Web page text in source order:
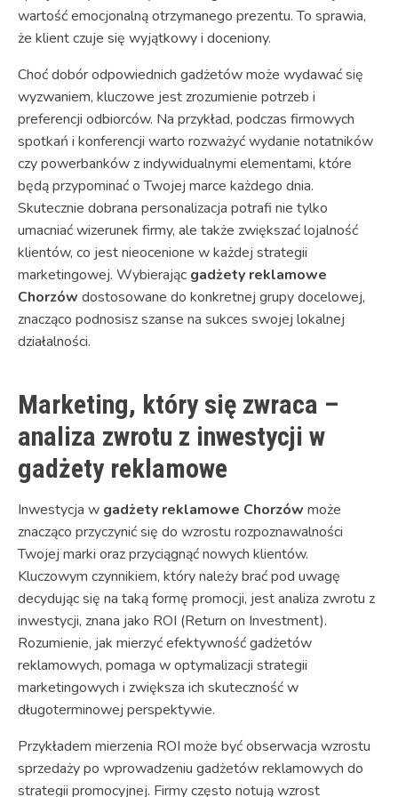
wartość emocjonalną otrzymanego prezentu. To sprawia,
że klient czuje się wyjątkowy i doceniony.
Choć dobór odpowiednich gadżetów może wydawać się
wyzwaniem, kluczowe jest zrozumienie potrzeb i
preferencji odbiorców. Na przykład, podczas firmowych
spotkań i konferencji warto rozważyć wydanie notatników
czy powerbanków z indywidualnymi elementami, które
będą przypominać o Twojej marce każdego dnia.
Skutecznie dobrana personalizacja potrafi nie tylko
umacniać wizerunek firmy, ale także zwiększać lojalność
klientów, co jest nieocenione w każdej strategii
marketingowej. Wybierając gadżety reklamowe
Chorzów dostosowane do konkretnej grupy docelowej,
znacząco podnosisz szanse na sukces swojej lokalnej
działalności.
Marketing, który się zwraca –
analiza zwrotu z inwestycji w
gadżety reklamowe
Inwestycja w gadżety reklamowe Chorzów może
znacząco przyczynić się do wzrostu rozpoznawalności
Twojej marki oraz przyciągnąć nowych klientów.
Kluczowym czynnikiem, który należy brać pod uwagę
decydując się na taką formę promocji, jest analiza zwrotu z
inwestycji, znana jako ROI (Return on Investment).
Rozumienie, jak mierzyć efektywność gadżetów
reklamowych, pomaga w optymalizacji strategii
marketingowych i zwiększa ich skuteczność w
długoterminowej perspektywie.
Przykładem mierzenia ROI może być obserwacja wzrostu
sprzedaży po wprowadzeniu gadżetów reklamowych do
strategii promocyjnej. Firmy często notują wzrost